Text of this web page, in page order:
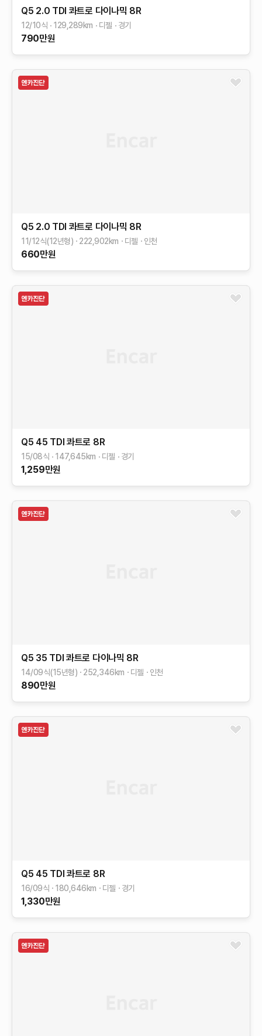
Q5 2.0 TDI 콰트로 다이나믹 8R
12/10식 129,289km 디젤 경기
790만원
Q5 2.0 TDI 콰트로 다이나믹 8R
11/12식(12년형) 222,902km 디젤 인천
660만원
Q5 45 TDI 콰트로 8R
15/08식 147,645km 디젤 경기
1,259만원
Q5 35 TDI 콰트로 다이나믹 8R
14/09식(15년형) 252,346km 디젤 인천
890만원
Q5 45 TDI 콰트로 8R
16/09식 180,646km 디젤 경기
1,330만원